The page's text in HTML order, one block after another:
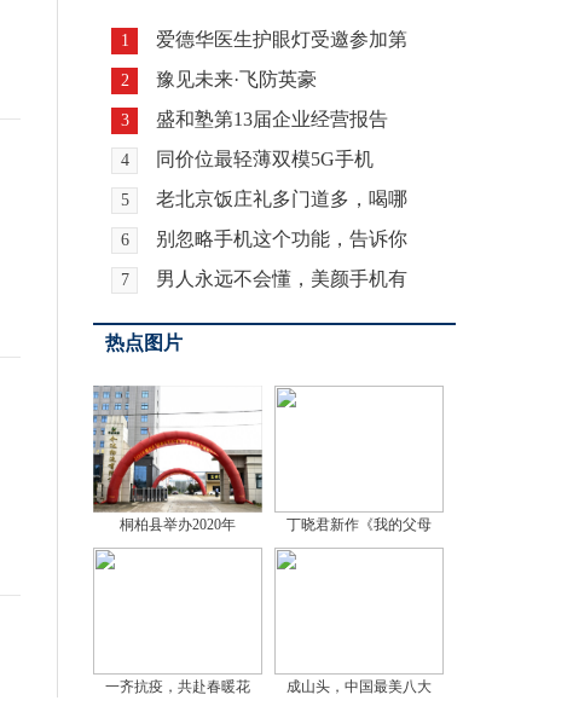
1 爱德华医生护眼灯受邀参加第
2 豫见未来·飞防英豪
3 盛和塾第13届企业经营报告
4 同价位最轻薄双模5G手机
5 老北京饭庄礼多门道多，喝哪
6 别忽略手机这个功能，告诉你
7 男人永远不会懂，美颜手机有
热点图片
桐柏县举办2020年 丁晓君新作《我的父母
一齐抗疫，共赴春暖花 成山头，中国最美八大